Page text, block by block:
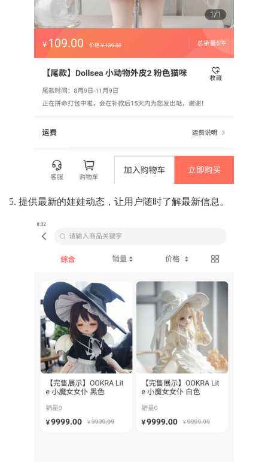
5. 提供最新的娃娃动态，让用户随时了解最新信息。